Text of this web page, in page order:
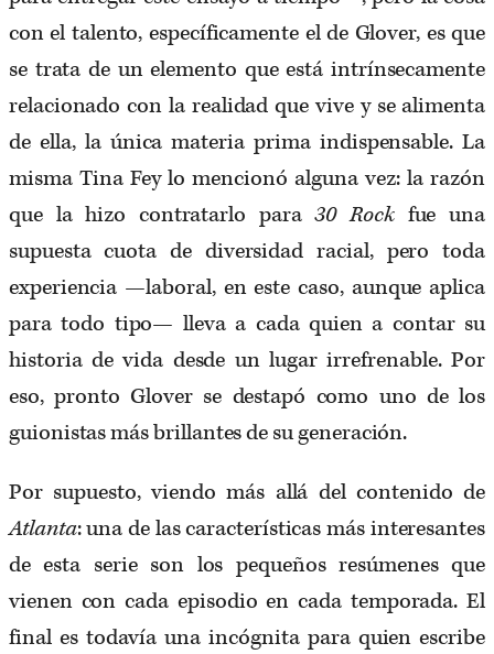
con el talento, específicamente el de Glover, es que
se trata de un elemento que está intrínsecamente
relacionado con la realidad que vive y se alimenta
de ella, la única materia prima indispensable. La
misma Tina Fey lo mencionó alguna vez: la razón
que la hizo contratarlo para30 Rockfue una
supuesta cuota de diversidad racial, pero toda
experiencia —laboral, en este caso, aunque aplica
para todo tipo— lleva a cada quien a contar su
historia de vida desde un lugar irrefrenable. Por
eso, pronto Glover se destapó como uno de los
guionistas más brillantes de su generación.
Por supuesto, viendo más allá del contenido de
Atlanta: una de las características más interesantes
de esta serie son los pequeños resúmenes que
vienen con cada episodio en cada temporada. El
final es todavía una incógnita para quien escribe